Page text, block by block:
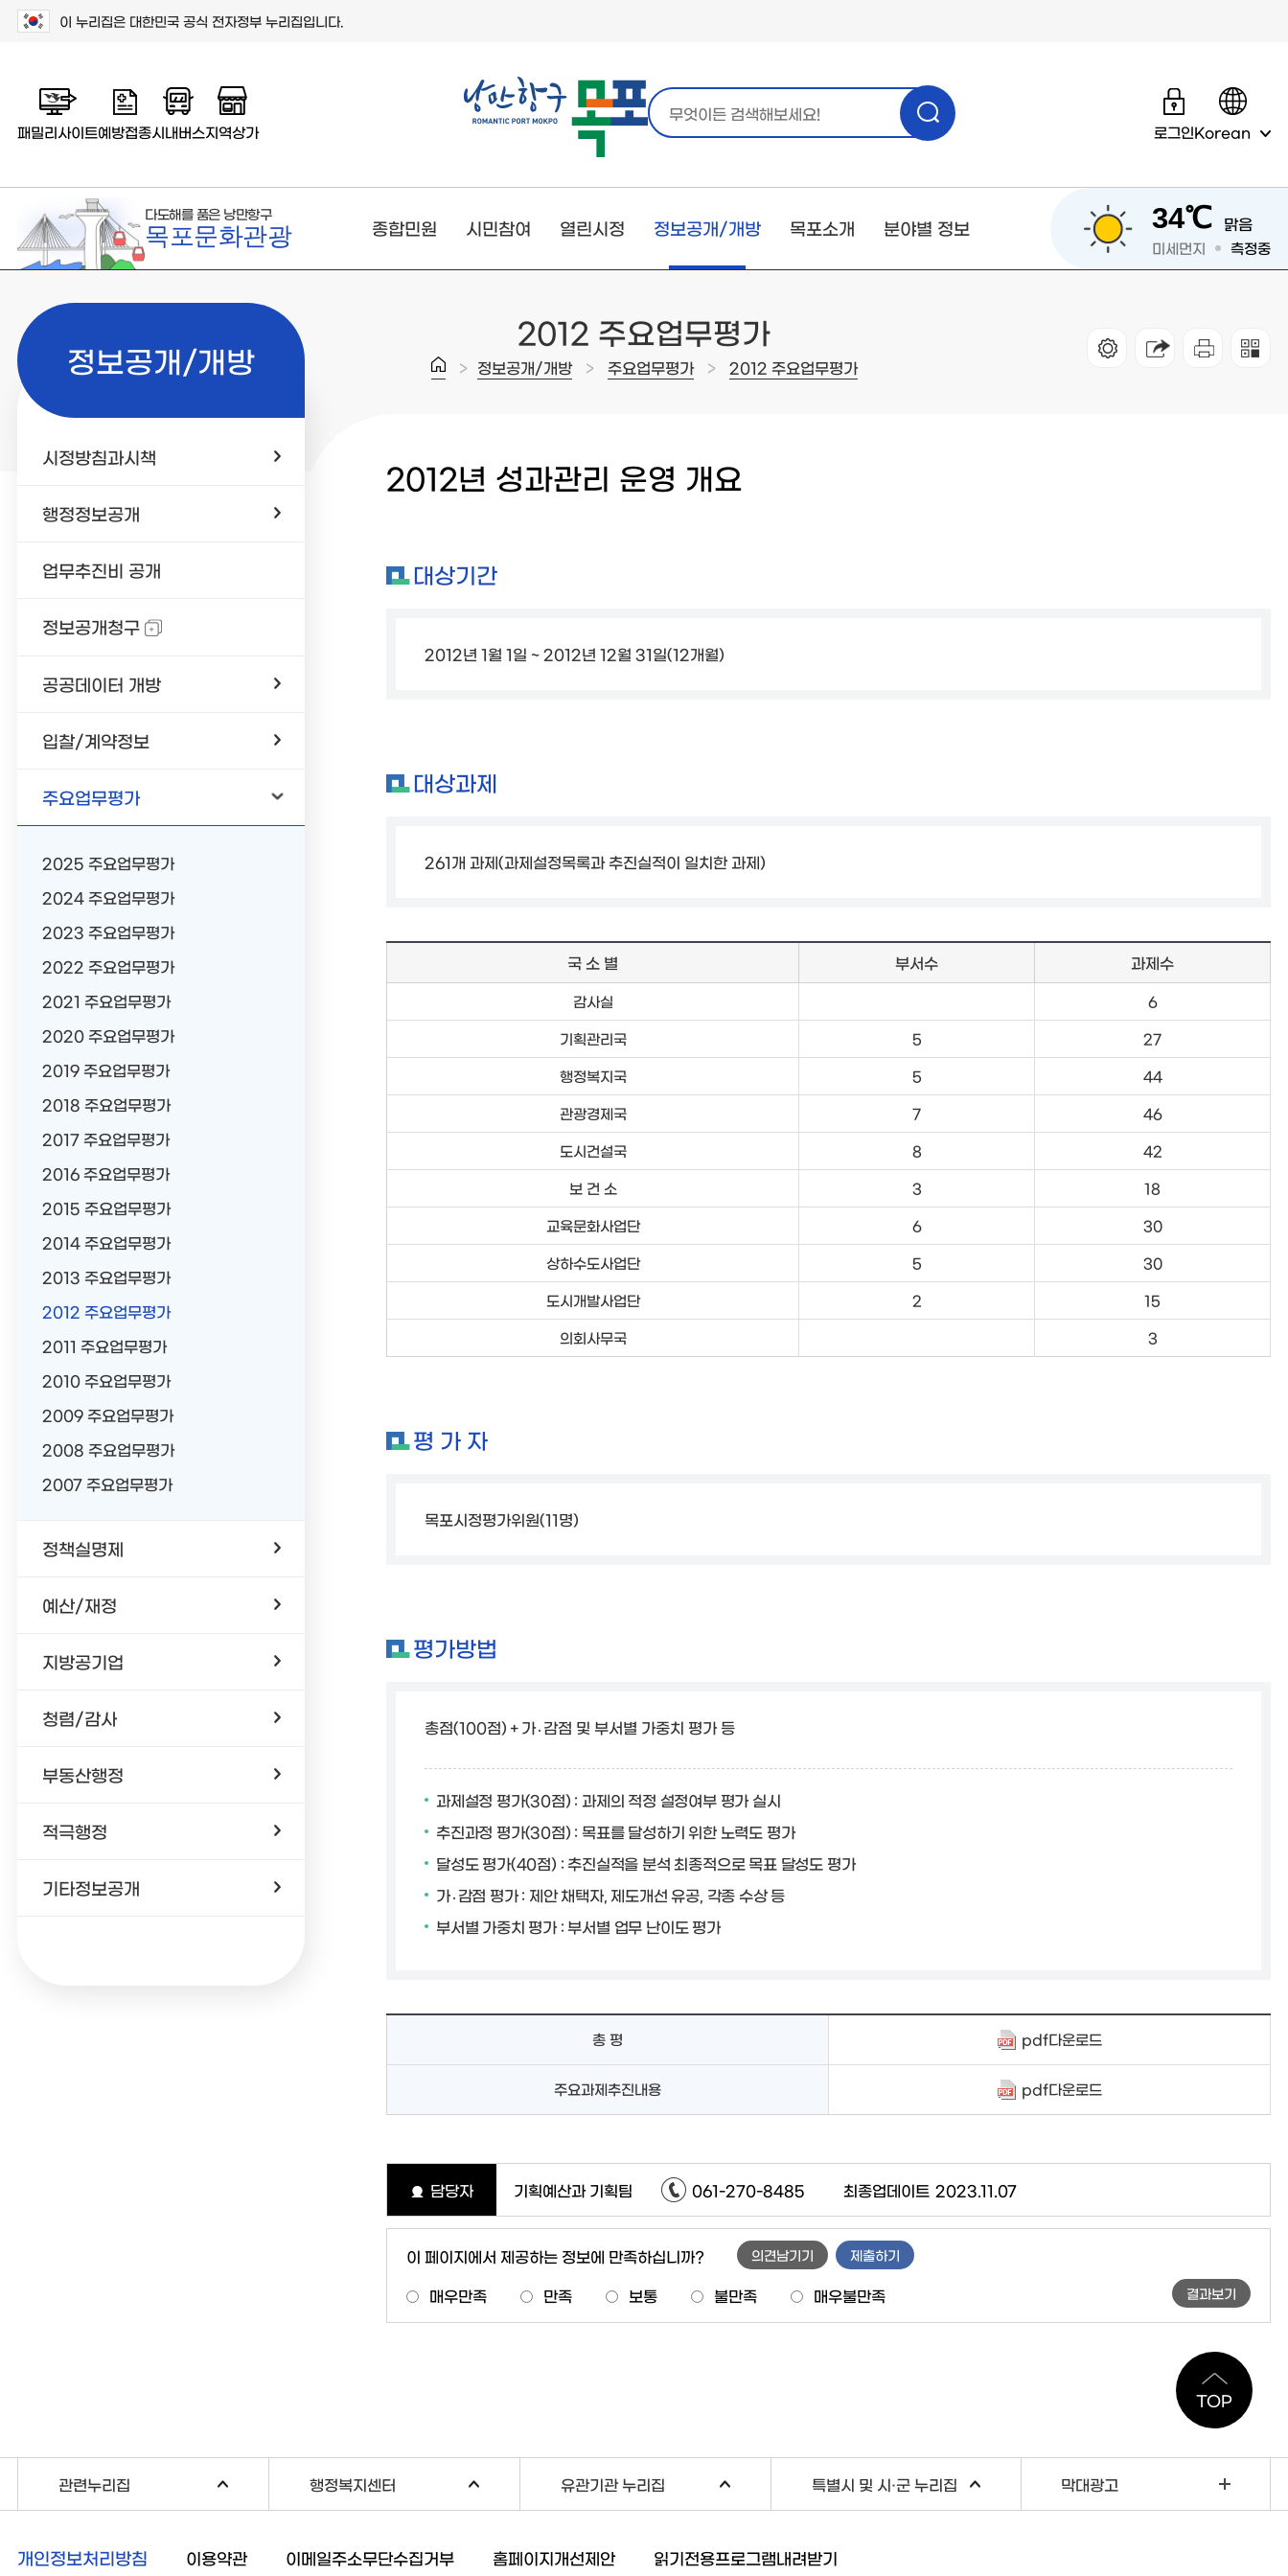
이 누리집은 대한민국 공식 전자정부 누리집입니다.
패밀리사이트예방접종시내버스지역상가 로그인Korean
다도해를 품은 낭만항구
목포문화관광 종합민원 시민참여 열린시정 정보공개/개방 목포소개 분야별 정보 34℃ 맑음
미세먼지 측정중
2012 주요업무평가
> 정보공개/개방 > 주요업무평가 > 2012 주요업무평가
정보공개/개방
시정방침과시책
행정정보공개
업무추진비 공개
정보공개청구
공공데이터 개방
입찰/계약정보
주요업무평가
2025 주요업무평가
2024 주요업무평가
2023 주요업무평가
2022 주요업무평가
2021 주요업무평가
2020 주요업무평가
2019 주요업무평가
2018 주요업무평가
2017 주요업무평가
2016 주요업무평가
2015 주요업무평가
2014 주요업무평가
2013 주요업무평가
2012 주요업무평가
2011 주요업무평가
2010 주요업무평가
2009 주요업무평가
2008 주요업무평가
2007 주요업무평가
정책실명제
예산/재정
지방공기업
청렴/감사
부동산행정
적극행정
기타정보공개
2012년 성과관리 운영 개요
대상기간
2012년 1월 1일 ~ 2012년 12월 31일(12개월)
대상과제
261개 과제(과제설정목록과 추진실적이 일치한 과제)
국 소 별 부서수 과제수
감사실 6
기획관리국 5 27
행정복지국 5 44
관광경제국 7 46
도시건설국 8 42
보 건 소 3 18
교육문화사업단 6 30
상하수도사업단 5 30
도시개발사업단 2 15
의회사무국 3
평 가 자
목포시정평가위원(11명)
평가방법
총점(100점)＋가․감점 및 부서별 가중치 평가 등
과제설정 평가(30점) : 과제의 적정 설정여부 평가 실시
추진과정 평가(30점) : 목표를 달성하기 위한 노력도 평가
달성도 평가(40점) : 추진실적을 분석 최종적으로 목표 달성도 평가
가․감점 평가 : 제안 채택자, 제도개선 유공, 각종 수상 등
부서별 가중치 평가 : 부서별 업무 난이도 평가
총 평 pdf다운로드
주요과제추진내용 pdf다운로드
담당자 기획예산과 기획팀 061-270-8485 최종업데이트 2023.11.07
이 페이지에서 제공하는 정보에 만족하십니까?
매우만족 만족 보통 불만족 매우불만족
의견남기기 제출하기
결과보기
TOP
관련누리집 행정복지센터 유관기관 누리집 특별시 및 시·군 누리집 막대광고
개인정보처리방침 이용약관 이메일주소무단수집거부 홈페이지개선제안 읽기전용프로그램내려받기